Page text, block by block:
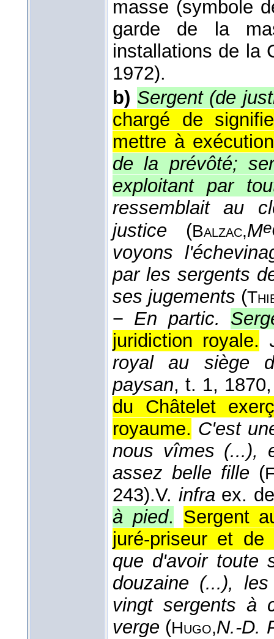
masse (symbole
garde de la
installations de la
1972).
b) Sergent (de
chargé de
mettre à
de la prévôté;
exploitant par
ressemblait au
justice (Balzac,Me
voyons
par les sergents
ses jugements (
− En partic.
juridiction royale.
royal au siège
paysan, t. 1, 1870
du Châtelet
royaume. C'est
nous vîmes (...),
assez belle fille (
243).V. infraex.
à pied. Sergent
juré-priseur et
que d'avoir toute
douzaine (...),
vingt sergents à
verge (Hugo,N.-D.